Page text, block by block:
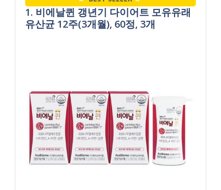
1. 비에날퀸 갱년기 다이어트 모유유래
유산균 12주(3개월), 60정, 3개